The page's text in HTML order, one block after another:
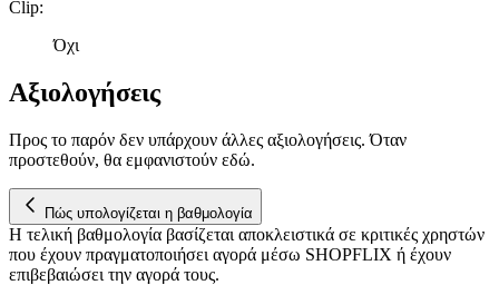
Clip:
Όχι
Αξιολογήσεις
Προς το παρόν δεν υπάρχουν άλλες αξιολογήσεις. Όταν
προστεθούν, θα εμφανιστούν εδώ.
Πώς υπολογίζεται η βαθμολογία
Η τελική βαθμολογία βασίζεται αποκλειστικά σε κριτικές χρηστών
που έχουν πραγματοποιήσει αγορά μέσω SHOPFLIX ή έχουν
επιβεβαιώσει την αγορά τους.